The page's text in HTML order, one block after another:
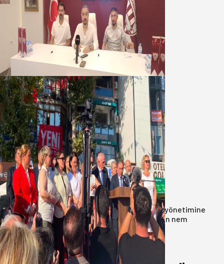
Oğuzbeyi : Transferlerde takımın
geleceğini, kulübün ekonomisini
düşündük
Yeni Parti Bandırma Teşkilatı kuruldu
06 Ağustos 2026
Anasayfa/Genel/Oğuzbeyi’nden Balıkesirspor yönetimine
cevap : Herkes kendine yakışanı yapar, buluttan nem
kapmayın!
Oğuzbeyi’nden Balıkesirspor